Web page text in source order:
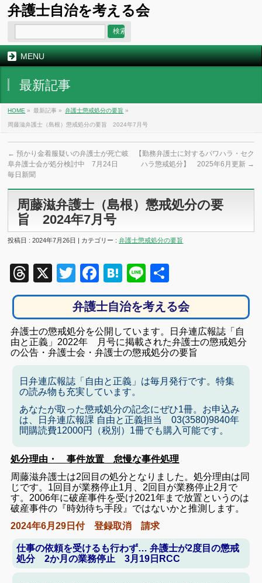
弁護士自治を考える会
MENU
最新記事
HOME » 最新記事 » 弁護士懲戒処分の要旨 »
周藤滋弁護士（島根）懲戒処分の要旨 2024年7月号
← 預かり金着服疑いの弁護士が死亡岐
阜弁護士会が処分検討中 7月24日
毎日新聞
【勤務弁護士に対するパワハラ・セク
ハラ懲戒処分】 2025年6月更新 →
周藤滋弁護士（島根）懲戒処分の要
旨 2024年7月号
投稿日 : 2024年7月26日 | カテゴリー :弁護士懲戒処分の要旨
Threads
X TwitterFacebook
Hatena
Line
有
弁護士自治を考える会
弁護士の懲戒処分を公開しています。日弁連広報誌「自
由と正義」2022年 月号に掲載された弁護士の懲戒処分
の公告・弁護士会・弁護士の懲戒処分の要旨
日弁連広報誌「自由と正義」は毎月発行です。特集
の読み物も充実しています。
あなたが取った懲戒処分の記念にぜひ1冊。お申込み
は、日弁連広報課 自由と正義担当 03(3580)9840年
間購読費12000円（税別）1冊でも購入可能です。
処分理由・ 事件放置 怠慢な事件処理
周藤滋弁護士は2回目の処分となりました。処分理由は同
じです。1回目が業務停止1月、2回目が業務停止2月で
す。2006年に破産事件を受け2021年まで放置というのは
破産事件の『時効待ち手段』ではないかと推測します。
2024年6月29日付 登録取消 請求
仕事の依頼を受けるも行わず… 弁護士が2度目の懲戒
処分 2か月の業務停止 3月19日RCC